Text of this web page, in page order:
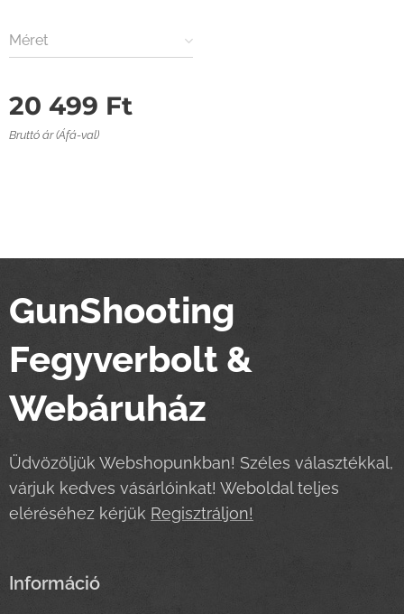
Méret
20 499 Ft
Bruttó ár (Áfá-val)
GunShooting
Fegyverbolt &
Webáruház
Üdvözöljük Webshopunkban! Széles választékkal,
várjuk kedves vásárlóinkat! Weboldal teljes
eléréséhez kérjük Regisztráljon!
Információ